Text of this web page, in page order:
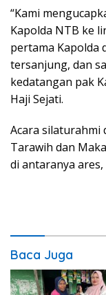
“Kami
Kapolda NTB ke
pertama Kapolda
tersanjung, dan
kedatangan pak
Haji Sejati.
Acara silaturahmi
Tarawih dan
di antaranya ares,
Baca Juga